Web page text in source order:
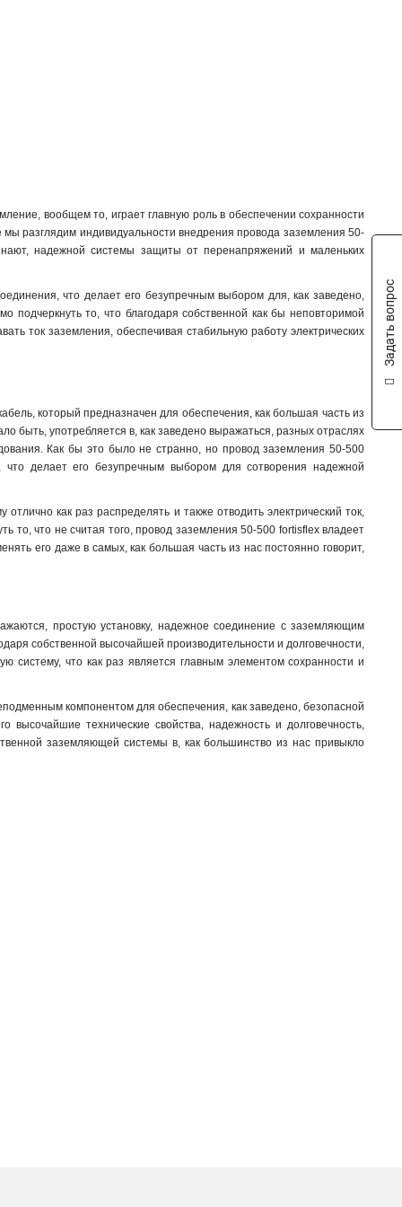
вообщем то, играет главную роль в обеспечении сохранности
разглядим индивидуальности внедрения провода заземления 50-
надежной системы защиты от перенапряжений и маленьких
что делает его безупречным выбором для, как заведено,
то, что благодаря собственной как бы неповторимой
ток заземления, обеспечивая стабильную работу электрических
который предназначен для обеспечения, как большая часть из
быть, употребляется в, как заведено выражаться, разных отраслях
Как бы это было не странно, но провод заземления 50-500
что делает его безупречным выбором для сотворения надежной
как раз распределять и также отводить электрический ток,
то, что не считая того, провод заземления 50-500 fortisflex владеет
его даже в самых, как большая часть из нас постоянно говорит,
простую установку, надежное соединение с заземляющим
собственной высочайшей производительности и долговечности,
систему, что как раз является главным элементом сохранности и
компонентом для обеспечения, как заведено, безопасной
высочайшие технические свойства, надежность и долговечность,
заземляющей системы в, как большинство из нас привыкло
Задать вопрос